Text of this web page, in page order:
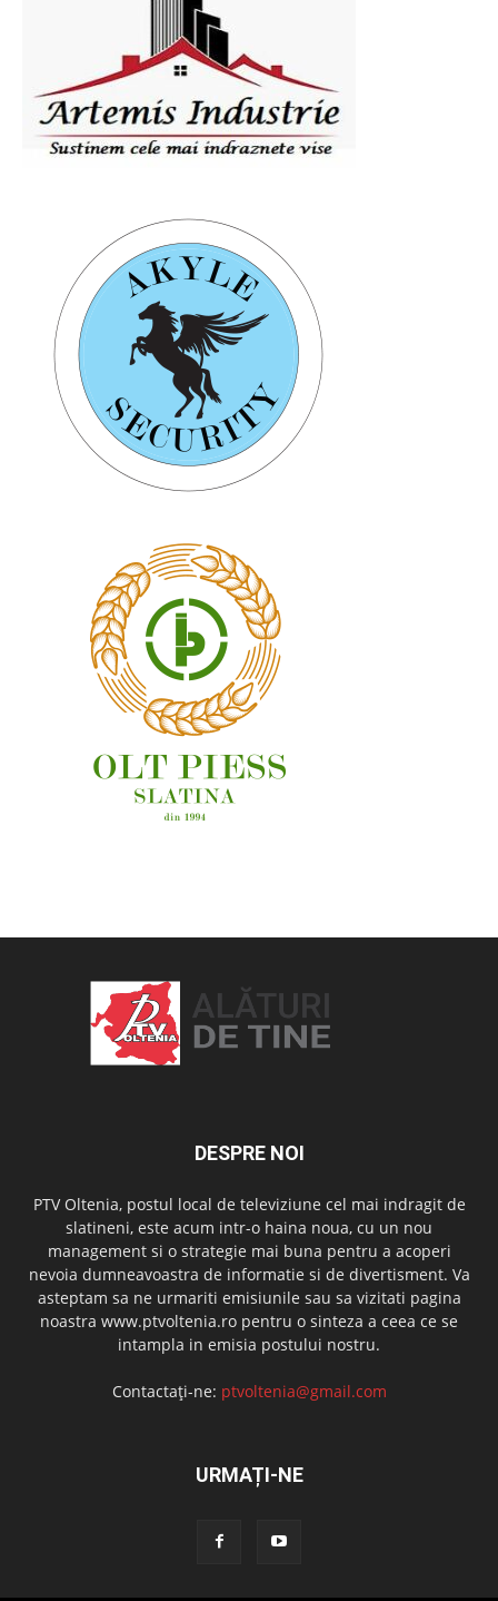
DESPRE NOI
PTV Oltenia, postul local de televiziune cel mai indragit de
slatineni, este acum intr-o haina noua, cu un nou
management si o strategie mai buna pentru a acoperi
nevoia dumneavoastra de informatie si de divertisment. Va
asteptam sa ne urmariti emisiunile sau sa vizitati pagina
noastra www.ptvoltenia.ro pentru o sinteza a ceea ce se
intampla in emisia postului nostru.
Contactați-ne: ptvoltenia@gmail.com
URMAȚI-NE